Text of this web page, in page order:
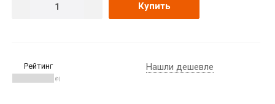
Купить
Рейтинг
(0)
Нашли дешевле